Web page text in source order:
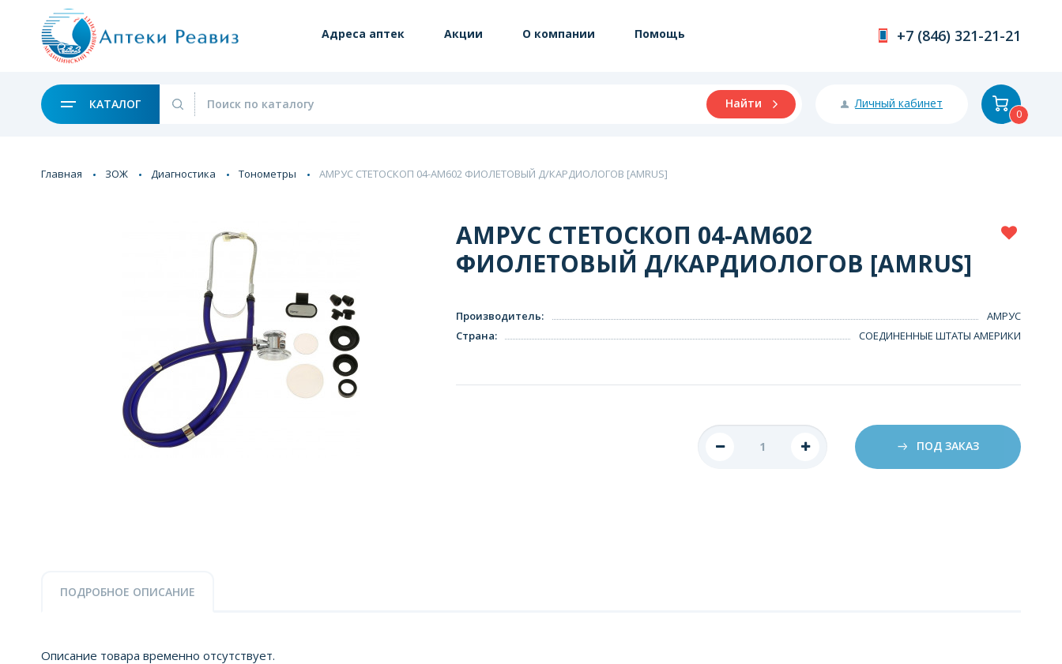
Адреса аптек Акции О компании Помощь +7 (846) 321-21-21
КАТАЛОГ Найти Личный кабинет
0
Главная ЗОЖ Диагностика Тонометры АМРУС СТЕТОСКОП 04-АМ602 ФИОЛЕТОВЫЙ Д/КАРДИОЛОГОВ [AMRUS]
АМРУС СТЕТОСКОП 04-АМ602
ФИОЛЕТОВЫЙ Д/КАРДИОЛОГОВ [AMRUS]
Производитель:
АМРУС
Страна: СОЕДИНЕННЫЕ ШТАТЫ АМЕРИКИ
ПОД ЗАКАЗ
ПОДРОБНОЕ ОПИСАНИЕ
Описание товара временно отсутствует.